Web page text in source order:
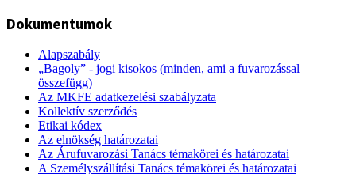
Dokumentumok
Alapszabály
„Bagoly” - jogi kisokos (minden, ami a fuvarozással
összefügg)
Az MKFE adatkezelési szabályzata
Kollektív szerződés
Etikai kódex
Az elnökség határozatai
Az Árufuvarozási Tanács témakörei és határozatai
A Személyszállítási Tanács témakörei és határozatai